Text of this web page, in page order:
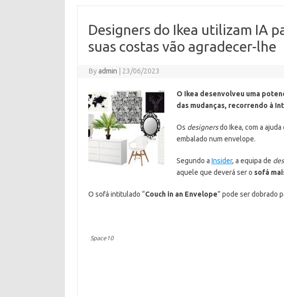
Designers do Ikea utilizam IA
suas costas vão agradecer-lhe
Byadmin 23/06/2023
O Ikea desenvolveu uma
das mudanças, recorrendo à
Os designersdo Ikea, com a ajuda
embalado num envelope.
Segundo a Insider, a equipa de
aquele que deverá ser o sofá
O sofá intitulado “Couch in an Envelope” pode ser dobrado
Space10